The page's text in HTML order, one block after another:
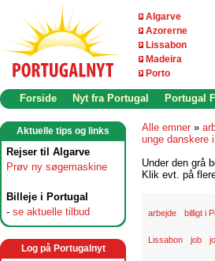
Algarve
Azorerne
Lissabon
Madeira
Porto
Forside Nyt fra Portugal Portugal
Aktuelle tips og links
Rejser til Algarve
Prøv ny søgemaskine
Billeje i Portugal
- se aktuelle tilbud
Log på Portugalnyt
Alle emner »
unge danskere
Under den grå
Klik evt. på
arbejde billigt i
Lissabon job